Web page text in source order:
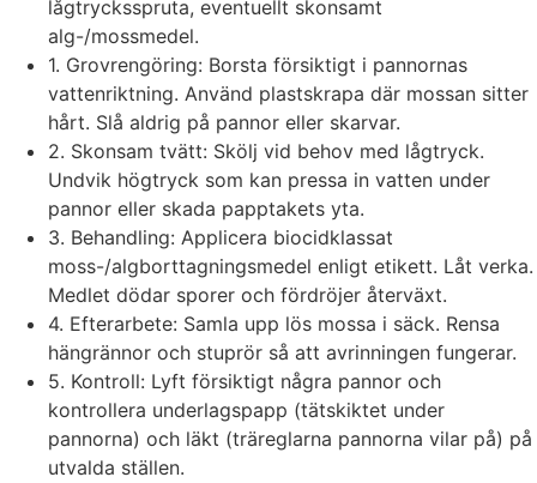
lågtrycksspruta, eventuellt skonsamt
alg-/mossmedel.
1. Grovrengöring: Borsta försiktigt i pannornas
vattenriktning. Använd plastskrapa där mossan sitter
hårt. Slå aldrig på pannor eller skarvar.
2. Skonsam tvätt: Skölj vid behov med lågtryck.
Undvik högtryck som kan pressa in vatten under
pannor eller skada papptakets yta.
3. Behandling: Applicera biocidklassat
moss-/algborttagningsmedel enligt etikett. Låt verka.
Medlet dödar sporer och fördröjer återväxt.
4. Efterarbete: Samla upp lös mossa i säck. Rensa
hängrännor och stuprör så att avrinningen fungerar.
5. Kontroll: Lyft försiktigt några pannor och
kontrollera underlagspapp (tätskiktet under
pannorna) och läkt (träreglarna pannorna vilar på) på
utvalda ställen.